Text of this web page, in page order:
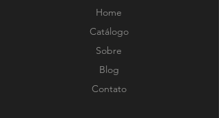
Home
Catálogo
Sobre
Blog
Contato